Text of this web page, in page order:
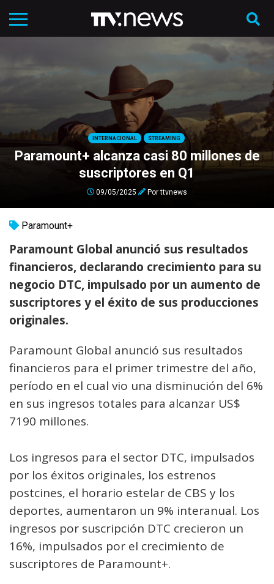
INTERNACIONAL STREAMING
Paramount+ alcanza casi 80 millones de
suscriptores en Q1
09/05/2025 Porttvnews
Paramount+
Paramount Global anunció sus resultados
financieros, declarando crecimiento para su
negocio DTC, impulsado por un aumento de
suscriptores y el éxito de sus producciones
originales.
Paramount Global anunció sus resultados
financieros para el primer trimestre del año,
período en el cual vio una disminución del 6%
en sus ingresos totales para alcanzar US$
7190 millones.
Los ingresos para el sector DTC, impulsados
por los éxitos originales, los estrenos
postcines, el horario estelar de CBS y los
deportes, aumentaron un 9% interanual. Los
ingresos por suscripción DTC crecieron un
16%, impulsados por el crecimiento de
suscriptores de Paramount+.